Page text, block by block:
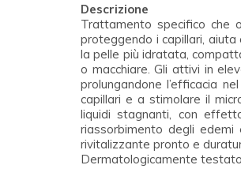
Descrizione
Trattamento specifico che
proteggendo i capillari,
la pelle più idratata,
o macchiare. Gli attivi in
prolungandone l’efficacia
capillari e a stimolare il
liquidi stagnanti, con
riassorbimento degli
rivitalizzante pronto e
Dermatologicamente